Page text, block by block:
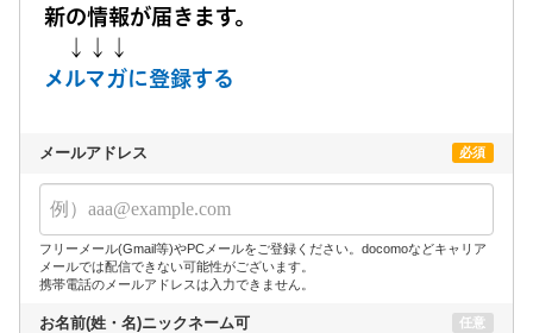
新の情報が届きます。
↓↓↓
メルマガに登録する
メールアドレス 必須
フリーメール(Gmail等)やPCメールをご登録ください。docomoなどキャリア
メールでは配信できない可能性がございます。
携帯電話のメールアドレスは入力できません。
お名前(姓・名)ニックネーム可 任意